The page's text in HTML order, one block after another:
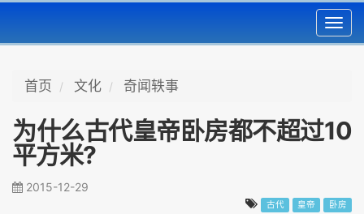
首页 文化 奇闻轶事
为什么古代皇帝卧房都不超过10
平方米?
2015-12-29
古代 皇帝 卧房